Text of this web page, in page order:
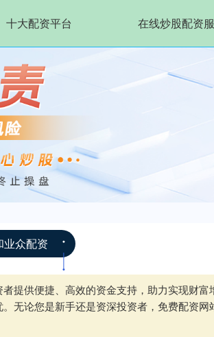
十大配资平台 在线炒股配资
业众配资
提供便捷、高效的资金支持，助力实现财
无论您是新手还是资深投资者，免费配资